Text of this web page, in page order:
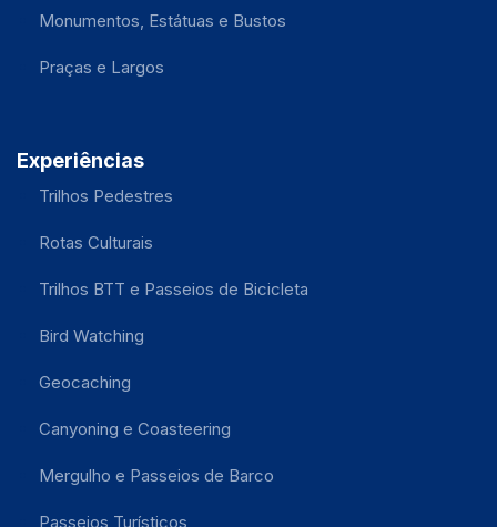
Monumentos, Estátuas e Bustos
Praças e Largos
Experiências
Trilhos Pedestres
Rotas Culturais
Trilhos BTT e Passeios de Bicicleta
Bird Watching
Geocaching
Canyoning e Coasteering
Mergulho e Passeios de Barco
Passeios Turísticos